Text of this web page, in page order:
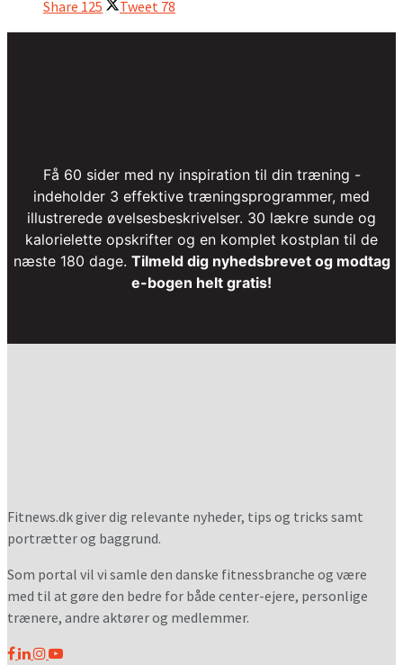
Share 125 Tweet 78
Få 60 sider med ny inspiration til din træning -
indeholder 3 effektive træningsprogrammer, med
illustrerede øvelsesbeskrivelser. 30 lækre sunde og
kalorielette opskrifter og en komplet kostplan til de
næste 180 dage. Tilmeld dig nyhedsbrevet og modtag
e-bogen helt gratis!
Fitnews.dk giver dig relevante nyheder, tips og tricks samt
portrætter og baggrund.
Som portal vil vi samle den danske fitnessbranche og være
med til at gøre den bedre for både center-ejere, personlige
trænere, andre aktører og medlemmer.